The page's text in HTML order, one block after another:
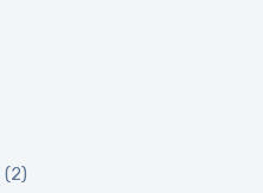
(2)